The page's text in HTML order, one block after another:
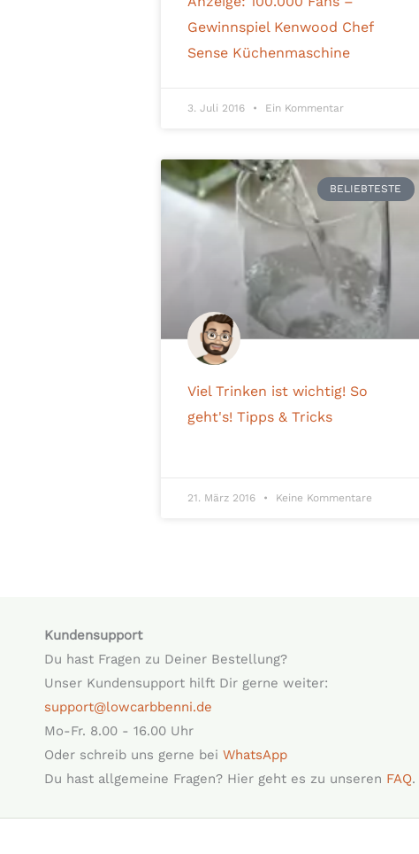
Gewinnspiel Kenwood Chef
Sense Küchenmaschine
3. Juli 2016 Ein Kommentar
BELIEBTESTE
Viel Trinken ist wichtig! So
geht's! Tipps & Tricks
21. März 2016 Keine Kommentare
Kundensupport
Du hast Fragen zu Deiner Bestellung?
Unser Kundensupport hilft Dir gerne weiter:
support@lowcarbbenni.de
Mo-Fr. 8.00 - 16.00 Uhr
Oder schreib uns gerne bei WhatsApp
Du hast allgemeine Fragen? Hier geht es zu unseren FAQ.